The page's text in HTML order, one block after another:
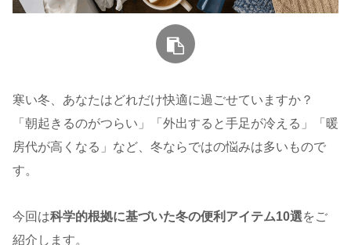
寒い冬、あなたはどれだけ快適に過ごせていますか？
「朝起きるのがつらい」「外出すると手足が冷える」「暖
房代が高くなる」など、冬ならではの悩みは多いもので
す。
今回は科学的根拠に基づいた冬の便利アイテム10選をご
紹介します。